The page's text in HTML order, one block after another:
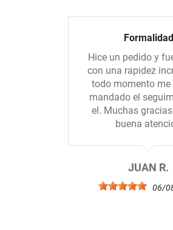
Formalidad
Hice un pedido y
con una rapidez
todo momento me
mandado el
el. Muchas
buena
JUAN R.
06/